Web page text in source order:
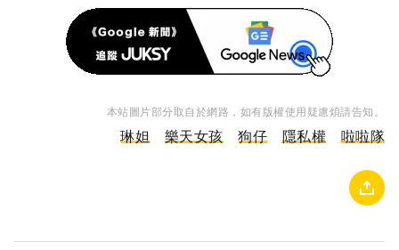
本站圖片部分取自於網路，如有版權使用疑慮煩請告知。
琳妲 樂天女孩 狗仔 隱私權 啦啦隊